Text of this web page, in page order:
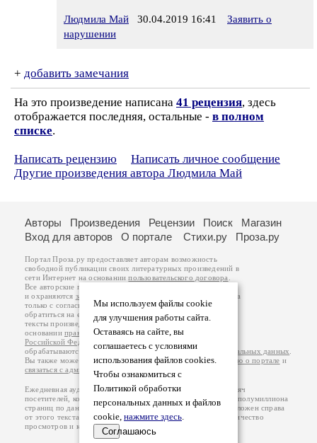
Людмила Май 30.04.2019 16:41
Заявить о
нарушении
+ добавить замечания
На это произведение написана 41 рецензия, здесь
отображается последняя, остальные - в полном
списке.
Написать рецензию
Написать личное сообщение
Другие произведения автора Людмила Май
Мы используем файлы cookie
для улучшения работы сайта.
Оставаясь на сайте, вы
соглашаетесь с условиями
использования файлов cookies.
Чтобы ознакомиться с
Политикой обработки
персональных данных и файлов
cookie, нажмите здесь.
Соглашаюсь
Авторы Произведения Рецензии Поиск
Магазин
Вход для авторов
О портале Стихи.ру Проза.ру
Портал Проза.ру предоставляет авторам возможность
свободной публикации своих литературных произведений в
сети Интернет на основаниипользовательского договора
Все авторские права на произведения принадлежат авторам
и охраняются законом
. Перепечатка произведений возможна
только с согласия его автора, к которому вы можете
обратиться на его авторской странице. Ответственность за
тексты произведений авторы несут самостоятельно на
основанииправил публикацииизаконодательства
Российской Федерации
обрабатываются на основанииПолитики обработки персональных данных
Вы также можете посмотреть более подробнуюинформацию о портале и
связаться с администрацией
Ежедневная аудитория портала Проза.ру – порядка 100 тысяч
посетителей, которые в общей сумме просматривают более полумиллиона
страниц по данным счетчика посещаемости, который расположен справа
от этого текста. В каждой графе указано по две цифры: количество
просмотров и количество посетителей.